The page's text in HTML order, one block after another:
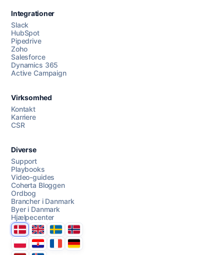
Chat med os
AI Campaign Assist
Integrationer
Slack
HubSpot
Pipedrive
Zoho
Salesforce
Dynamics 365
Active Campaign
Virksomhed
Kontakt
Karriere
CSR
Diverse
Support
Playbooks
Video-guides
Coherta Bloggen
Ordbog
Brancher i Danmark
Byer i Danmark
Hjælpecenter
DanmarkUnited Kingdom
SverigeNorge
PolskaHrvatskaFranceDeutschland